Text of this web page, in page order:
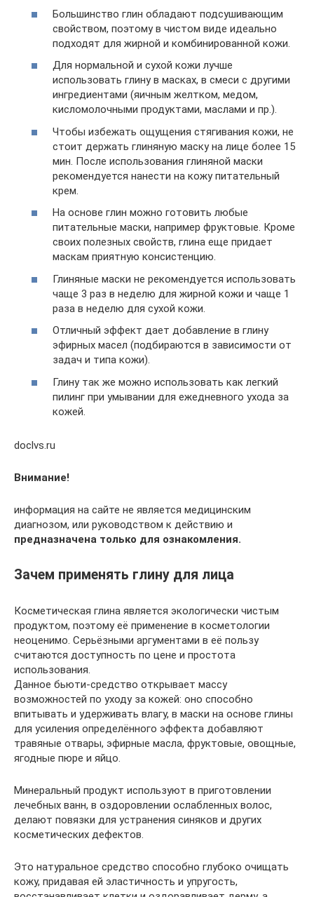
Большинство глин обладают подсушивающим
свойством, поэтому в чистом виде идеально
подходят для жирной и комбинированной кожи.
Для нормальной и сухой кожи лучше
использовать глину в масках, в смеси с другими
ингредиентами (яичным желтком, медом,
кисломолочными продуктами, маслами и пр.).
Чтобы избежать ощущения стягивания кожи, не
стоит держать глиняную маску на лице более 15
мин. После использования глиняной маски
рекомендуется нанести на кожу питательный
крем.
На основе глин можно готовить любые
питательные маски, например фруктовые. Кроме
своих полезных свойств, глина еще придает
маскам приятную консистенцию.
Глиняные маски не рекомендуется использовать
чаще 3 раз в неделю для жирной кожи и чаще 1
раза в неделю для сухой кожи.
Отличный эффект дает добавление в глину
эфирных масел (подбираются в зависимости от
задач и типа кожи).
Глину так же можно использовать как легкий
пилинг при умывании для ежедневного ухода за
кожей.
doclvs.ru
Внимание!
информация на сайте не является медицинским
диагнозом, или руководством к действию и
предназначена только для ознакомления.
Зачем применять глину для лица
Косметическая глина является экологически чистым
продуктом, поэтому её применение в косметологии
неоценимо. Серьёзными аргументами в её пользу
считаются доступность по цене и простота
использования.
Данное бьюти-средство открывает массу
возможностей по уходу за кожей: оно способно
впитывать и удерживать влагу, в маски на основе глины
для усиления определённого эффекта добавляют
травяные отвары, эфирные масла, фруктовые, овощные,
ягодные пюре и яйцо.
Минеральный продукт используют в приготовлении
лечебных ванн, в оздоровлении ослабленных волос,
делают повязки для устранения синяков и других
косметических дефектов.
Это натуральное средство способно глубоко очищать
кожу, придавая ей эластичность и упругость,